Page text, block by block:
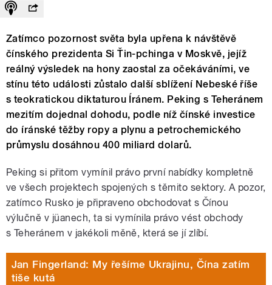
Zatímco pozornost světa byla upřena k návštěvě
čínského prezidenta Si Ťin-pchinga v Moskvě, jejíž
reálný výsledek na hony zaostal za očekáváními, ve
stínu této události zůstalo další sblížení Nebeské říše
s teokratickou diktaturou Íránem. Peking s Teheránem
mezitím dojednal dohodu, podle níž čínské investice
do íránské těžby ropy a plynu a petrochemického
průmyslu dosáhnou 400 miliard dolarů.
Peking si přitom vymínil právo první nabídky kompletně
ve všech projektech spojených s těmito sektory. A pozor,
zatímco Rusko je připraveno obchodovat s Čínou
výlučně v jüanech, ta si vymínila právo vést obchody
s Teheránem v jakékoli měně, která se jí zlíbí.
Jan Fingerland: My řešíme Ukrajinu, Čína zatím
tiše kutá